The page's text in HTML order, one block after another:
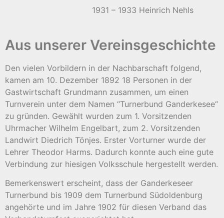
1931 – 1933 Heinrich Nehls
Aus unserer Vereinsgeschichte
Den vielen Vorbildern in der Nachbarschaft folgend,
kamen am 10. Dezember 1892 18 Personen in der
Gastwirtschaft Grundmann zusammen, um einen
Turnverein unter dem Namen “Turnerbund Ganderkesee“
zu gründen. Gewählt wurden zum 1. Vorsitzenden
Uhrmacher Wilhelm Engelbart, zum 2. Vorsitzenden
Landwirt Diedrich Tönjes. Erster Vorturner wurde der
Lehrer Theodor Harms. Dadurch konnte auch eine gute
Verbindung zur hiesigen Volksschule hergestellt werden.
Bemerkenswert erscheint, dass der Ganderkeseer
Turnerbund bis 1909 dem Turnerbund Südoldenburg
angehörte und im Jahre 1902 für diesen Verband das